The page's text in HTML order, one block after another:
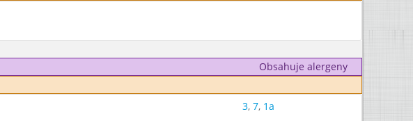
Obsahuje alergeny
3, 7, 1a